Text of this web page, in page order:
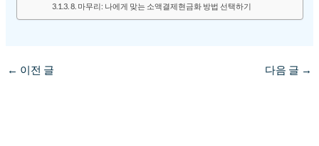
8. 마무리: 나에게 맞는 소액결제현금화 방법 선택하기
← 이전 글 다음 글 →